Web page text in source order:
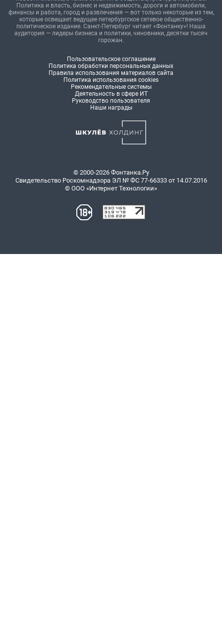
Политика и власть, бизнес и недвижимость, дороги и автомобили,
финансы и работа, город и развлечения — вот только некоторые из тем,
которые освещает ведущее петербургское сетевое общественно-
политическое издание. Санкт-Петербург читает «Фонтанку»! Наша
аудитория — лидеры бизнеса и политики, чиновники, десятки тысяч
горожан.
Пользовательское соглашение
Политика обработки персональных данных
Правила использования материалов сайта
Политика использования cookies
Рекомендательные системы
Деятельность в сфере ИТ
Руководство пользователя
Наши награды
© 2000-2026 Фонтанка.Ру
Свидетельство Роскомнадзора ЭЛ № ФС 77-66333 от 14.07.2016
© ООО «Интернет Технологии»